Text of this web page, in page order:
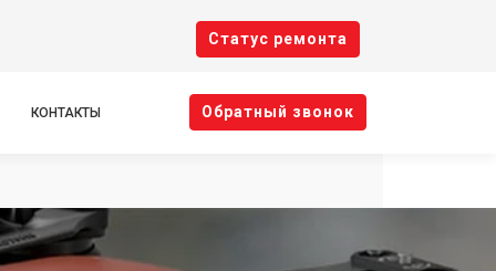
Cтатус ремонта
КОНТАКТЫ Oбратный звонок